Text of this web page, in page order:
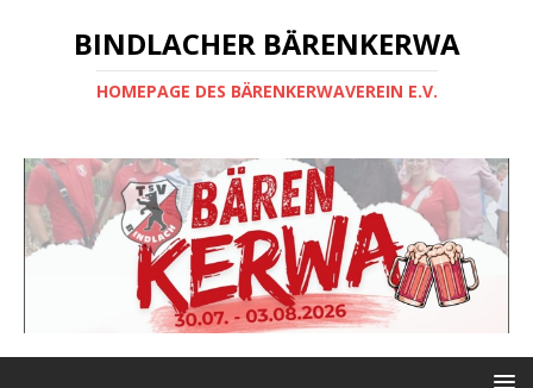
BINDLACHER BÄRENKERWA
HOMEPAGE DES BÄRENKERWAVEREIN E.V.